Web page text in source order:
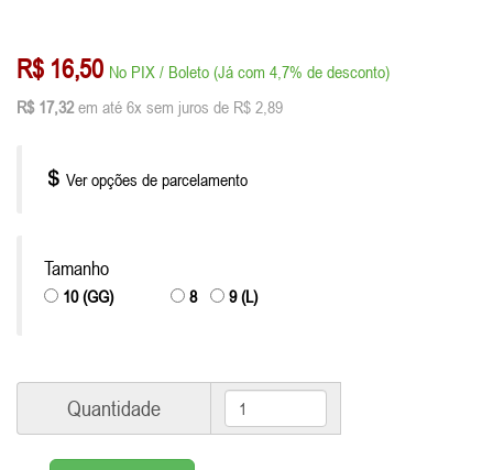
R$ 16,50 No PIX / Boleto (Já com 4,7% de desconto)
R$ 17,32 em até 6x sem juros de R$ 2,89
Ver opções de parcelamento
Tamanho
10 (GG) 8 9 (L)
Quantidade